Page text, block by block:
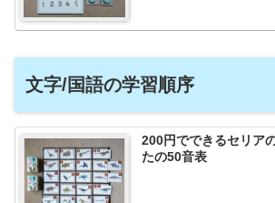
文字/国語の学習順序
200円でできるセリア
たの50音表